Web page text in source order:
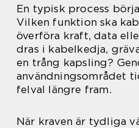
En typisk process
Vilken funktion ska
överföra kraft, data
dras i kabelkedja,
en trång kapsling?
användningsområdet
felval längre fram.
När kraven är tydliga